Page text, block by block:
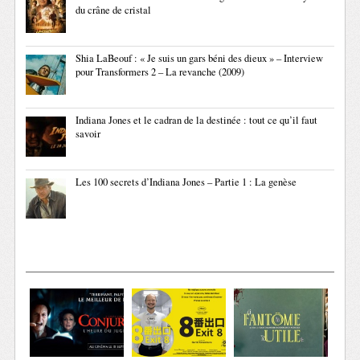
du crâne de cristal
Shia LaBeouf : « Je suis un gars béni des dieux » – Interview
pour Transformers 2 – La revanche (2009)
Indiana Jones et le cadran de la destinée : tout ce qu’il faut
savoir
Les 100 secrets d’Indiana Jones – Partie 1 : La genèse